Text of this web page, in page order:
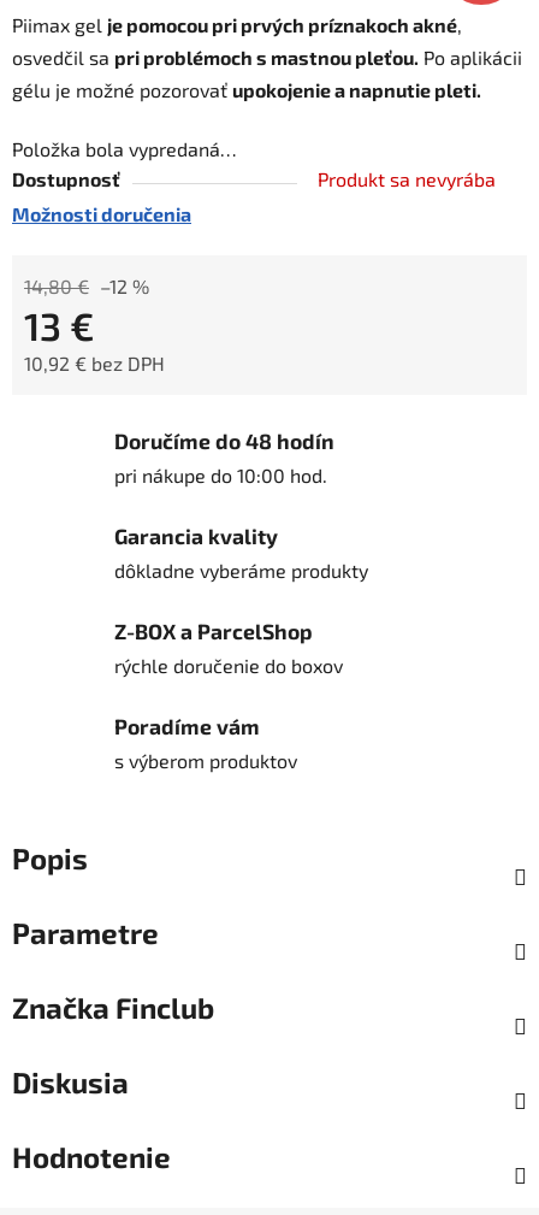
Piimax gel je pomocou pri prvých príznakoch akné,
osvedčil sa pri problémoch s mastnou pleťou. Po aplikácii
gélu je možné pozorovať upokojenie a napnutie pleti.
Položka bola vypredaná…
Dostupnosť
Produkt sa nevyrába
Možnosti doručenia
14,80 € –12 %
13 €
10,92 € bez DPH
Doručíme do 48 hodín
pri nákupe do 10:00 hod.
Garancia kvality
dôkladne vyberáme produkty
Z-BOX a ParcelShop
rýchle doručenie do boxov
Poradíme vám
s výberom produktov
Popis
Parametre
Značka Finclub
Diskusia
Hodnotenie